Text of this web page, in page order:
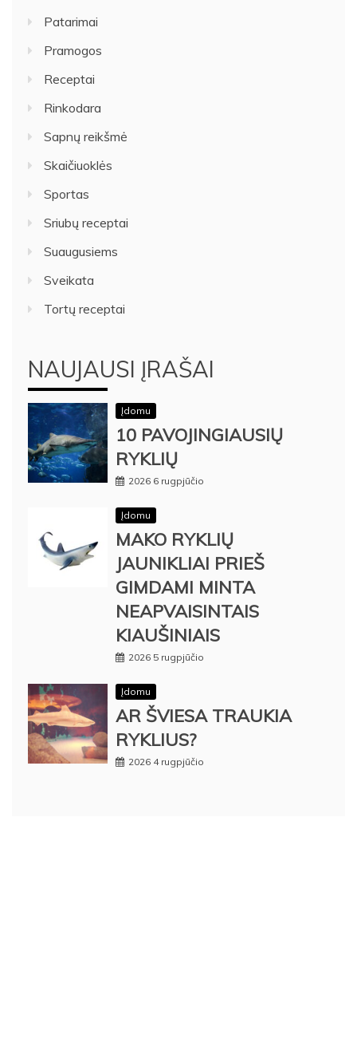
Patarimai
Pramogos
Receptai
Rinkodara
Sapnų reikšmė
Skaičiuoklės
Sportas
Sriubų receptai
Suaugusiems
Sveikata
Tortų receptai
NAUJAUSI ĮRAŠAI
Įdomu
10 PAVOJINGIAUSIŲ
RYKLIŲ
2026 6 rugpjūčio
Įdomu
MAKO RYKLIŲ
JAUNIKLIAI PRIEŠ
GIMDAMI MINTA
NEAPVAISINTAIS
KIAUŠINIAIS
2026 5 rugpjūčio
Įdomu
AR ŠVIESA TRAUKIA
RYKLIUS?
2026 4 rugpjūčio